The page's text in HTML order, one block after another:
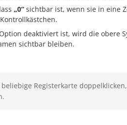
„0“ sichtbar ist, wenn sie in eine
deaktiviert ist, wird die obere
sichtbar bleiben.
Registerkarte